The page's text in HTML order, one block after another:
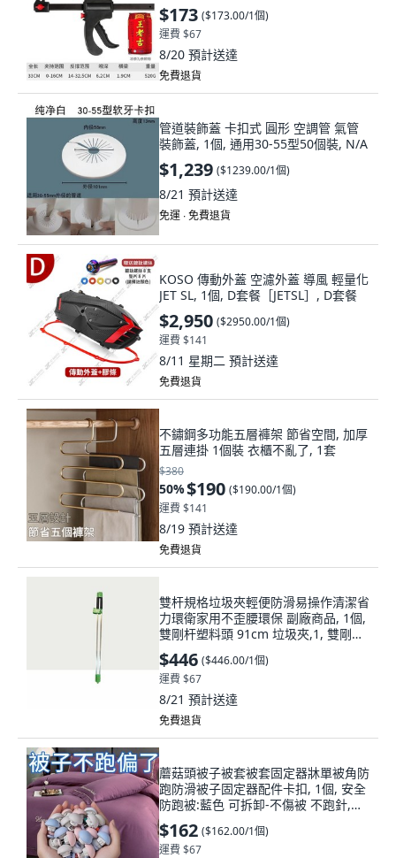
$173 ($173.00/1個)
運費 $67
8/20 預計送達
免費退貨
管道裝飾蓋 卡扣式 圓形 空調管 氣管
裝飾蓋, 1個, 通用30-55型50個裝, N/A
$1,239 ($1239.00/1個)
8/21 預計送達
免運 ∙ 免費退貨
KOSO 傳動外蓋 空濾外蓋 導風 輕量化
JET SL, 1個, D套餐［JETSL］, D套餐
$2,950 ($2950.00/1個)
運費 $141
8/11 星期二 預計送達
免費退貨
不鏽鋼多功能五層褲架 節省空間, 加厚
五層連掛 1個裝 衣櫃不亂了, 1套
$380
50%$190 ($190.00/1個)
運費 $141
8/19 預計送達
免費退貨
雙杆規格垃圾夾輕便防滑易操作清潔省
力環衛家用不歪腰環保 副廠商品, 1個,
雙剛杆塑料頭 91cm 垃圾夾,1, 雙剛杆
塑料頭
$446 ($446.00/1個)
運費 $67
8/21 預計送達
免費退貨
蘑菇頭被子被套被套固定器牀單被角防
跑防滑被子固定器配件卡扣, 1個, 安全
防跑被:藍色 可拆卸-不傷被 不跑針,蘑
菇1個+針釦1個 牢固無痕 福利購, 藍
色, 蘑菇1個+針釦1個
$162 ($162.00/1個)
運費 $67